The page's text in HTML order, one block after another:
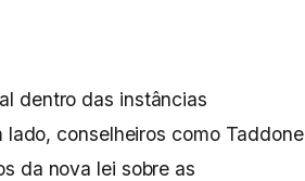
dentro das instâncias
conselheiros como Taddone
da nova lei sobre as